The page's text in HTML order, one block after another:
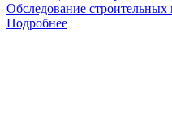
Обследование строительных
Подробнее